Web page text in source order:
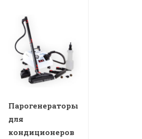
Парогенераторы
для
кондиционеров